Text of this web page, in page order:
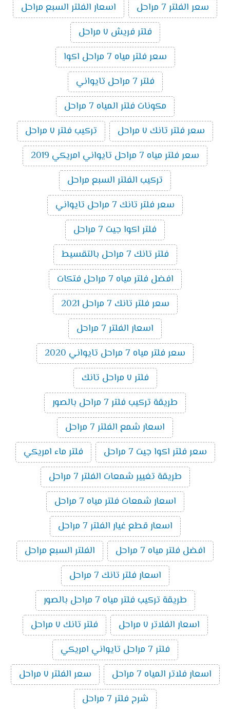
سعر الفلتر 7 مراحل
اسعار الفلتر السبع مراحل
فلتر فريش ٧ مراحل
سعر فلتر مياه 7 مراحل اكوا
فلتر 7 مراحل تايواني
مكونات فلتر المياه 7 مراحل
سعر فلتر تانك ٧ مراحل
تركيب فلتر ٧ مراحل
سعر فلتر مياه 7 مراحل تايواني امريكي 2019
تركيب الفلتر السبع مراحل
سعر فلتر تانك 7 مراحل تايواني
فلتر اكوا جيت 7 مراحل
فلتر تانك 7 مراحل بالتقسيط
افضل فلتر مياه 7 مراحل فتكات
سعر فلتر تانك 7 مراحل 2021
اسعار الفلتر 7 مراحل
سعر فلتر مياه 7 مراحل تايواني 2020
فلتر ٧ مراحل تانك
طريقة تركيب فلتر 7 مراحل بالصور
اسعار شمع الفلتر 7 مراحل
سعر فلتر اكوا جيت 7 مراحل
فلتر ماء امريكي
طريقة تغيير شمعات الفلتر 7 مراحل
اسعار شمعات فلتر مياه 7 مراحل
اسعار قطع غيار الفلتر 7 مراحل
افضل فلتر مياه 7 مراحل
الفلتر السبع مراحل
اسعار فلتر تانك 7 مراحل
طريقة تركيب فلتر مياه 7 مراحل بالصور
اسعار الفلاتر ٧ مراحل
فلتر تانك ٧ مراحل
فلتر 7 مراحل تايواني امريكي
اسعار فلاتر المياه 7 مراحل
سعر الفلتر ٧ مراحل
شرح فلتر 7 مراحل